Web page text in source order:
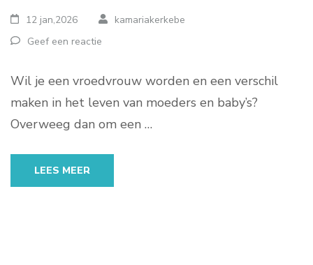
12 jan,2026
kamariakerkebe
Geef een reactie
Wil je een vroedvrouw worden en een verschil
maken in het leven van moeders en baby’s?
Overweeg dan om een …
LEES MEER